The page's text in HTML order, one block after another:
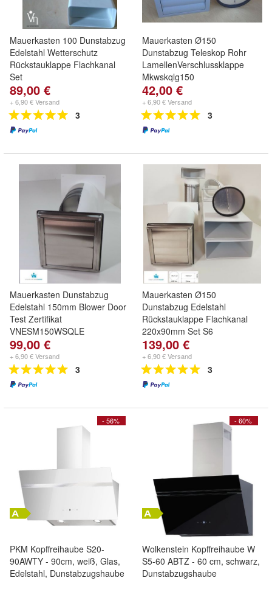
Mauerkasten 100 Dunstabzug
Edelstahl Wetterschutz
Rückstauklappe Flachkanal
Set
89,00 €
+ 6,90 € Versand
3
Mauerkasten Ø150
Dunstabzug Teleskop Rohr
LamellenVerschlussklappe
Mkwskqlg150
42,00 €
+ 6,90 € Versand
3
Mauerkasten Dunstabzug
Edelstahl 150mm Blower Door
Test Zertifikat
VNESM150WSQLE
99,00 €
+ 6,90 € Versand
3
Mauerkasten Ø150
Dunstabzug Edelstahl
Rückstauklappe Flachkanal
220x90mm Set S6
139,00 €
+ 6,90 € Versand
3
- 56%
PKM Kopffreihaube S20-
90AWTY - 90cm, weiß, Glas,
Edelstahl, Dunstabzugshaube
- 60%
Wolkenstein Kopffreihaube W
S5-60 ABTZ - 60 cm, schwarz,
Dunstabzugshaube